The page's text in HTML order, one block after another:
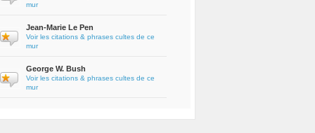
mur
Jean-Marie Le Pen
Voir les citations & phrases cultes de ce
mur
George W. Bush
Voir les citations & phrases cultes de ce
mur